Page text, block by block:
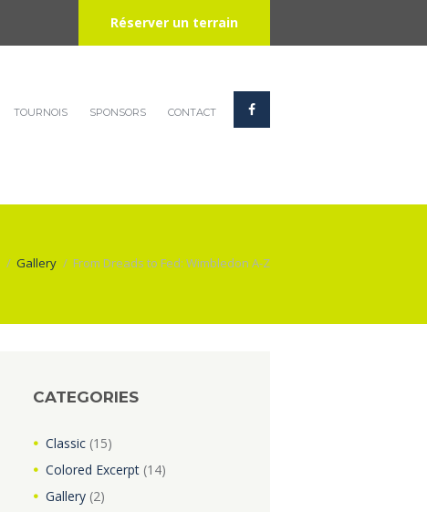
Réserver un terrain
TOURNOIS SPONSORS CONTACT
Gallery From Dreads to Fed: Wimbledon A-Z
CATEGORIES
Classic(15)
Colored Excerpt(14)
Gallery(2)